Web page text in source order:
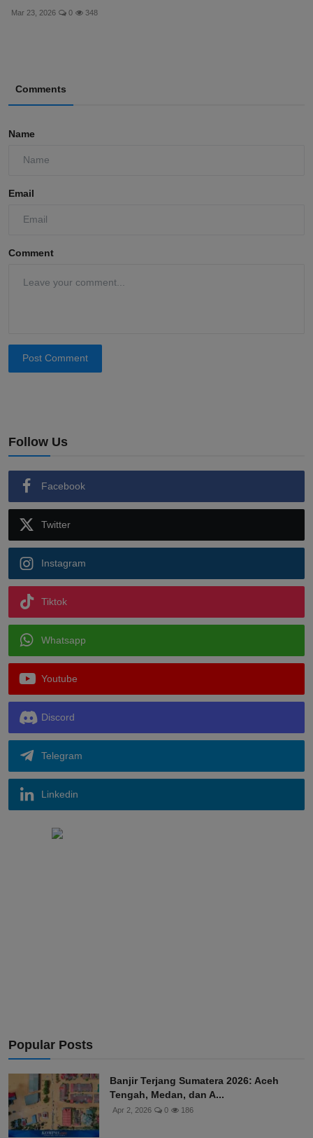
Mar 23, 2026 0 348
Comments
Name
Email
Comment
Post Comment
Follow Us
Facebook
Twitter
Instagram
Tiktok
Whatsapp
Youtube
Discord
Telegram
Linkedin
Popular Posts
Banjir Terjang Sumatera 2026: Aceh
Tengah, Medan, dan A...
Apr 2, 2026 0 186